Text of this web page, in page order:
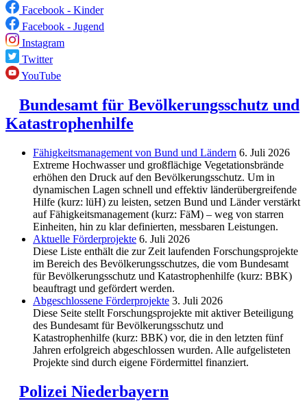
Facebook - Kinder
Facebook - Jugend
Instagram
Twitter
YouTube
Bundesamt für Bevölkerungsschutz und
Katastrophenhilfe
Fähigkeitsmanagement von Bund und Ländern 6. Juli 2026
Extreme Hochwasser und großflächige Vegetationsbrände
erhöhen den Druck auf den Bevölkerungsschutz. Um in
dynamischen Lagen schnell und effektiv länderübergreifende
Hilfe (kurz: lüH) zu leisten, setzen Bund und Länder verstärkt
auf Fähigkeitsmanagement (kurz: FäM) – weg von starren
Einheiten, hin zu klar definierten, messbaren Leistungen.
Aktuelle Förderprojekte 6. Juli 2026
Diese Liste enthält die zur Zeit laufenden Forschungsprojekte
im Bereich des Be­völkerungs­schutzes, die vom Bundesamt
für Bevölkerungsschutz und Katastrophenhilfe (kurz: BBK)
beauftragt und gefördert werden.
Abgeschlos­sene Förderprojekte 3. Juli 2026
Diese Seite stellt Forschungsprojekte mit aktiver Beteiligung
des Bundesamt für Bevölkerungsschutz und
Katastrophenhilfe (kurz: BBK) vor, die in den letzten fünf
Jahren erfolgreich abgeschlossen wurden. Alle aufgelisteten
Projekte sind durch eigene Fördermittel finanziert.
Polizei Niederbayern